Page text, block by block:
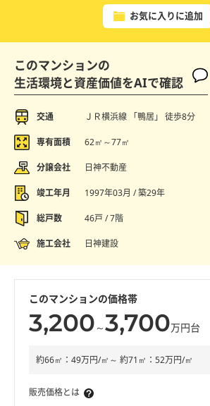
お気に入りに追加
このマンションの
生活環境と資産価値をAIで確認
交通 ＪＲ横浜線 「鴨居」 徒歩8分
専有面積 62㎡～77㎡
分譲会社 日神不動産
竣工年月 1997年03月 / 築29年
総戸数 46戸 / 7階
施工会社 日神建設
このマンションの価格帯
3,200 ～3,700万円台
約66㎡：49万円/㎡～ 約71㎡：52万円/㎡
販売価格とは